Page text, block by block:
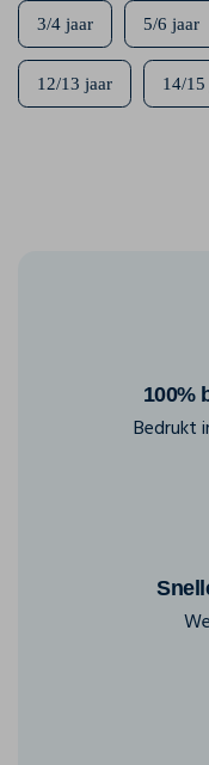
3/4 jaar 5/6 jaar
12/13 jaar 14/15
100%
Bedrukt